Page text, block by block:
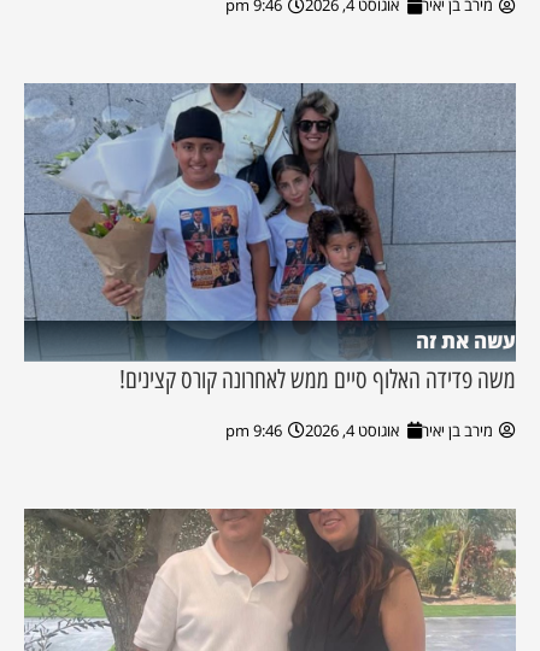
מירב בן יאיר אוגוסט 4, 2026 9:46 pm
עשה את זה
משה פדידה האלוף סיים ממש לאחרונה קורס קצינים!
מירב בן יאיר אוגוסט 4, 2026 9:46 pm